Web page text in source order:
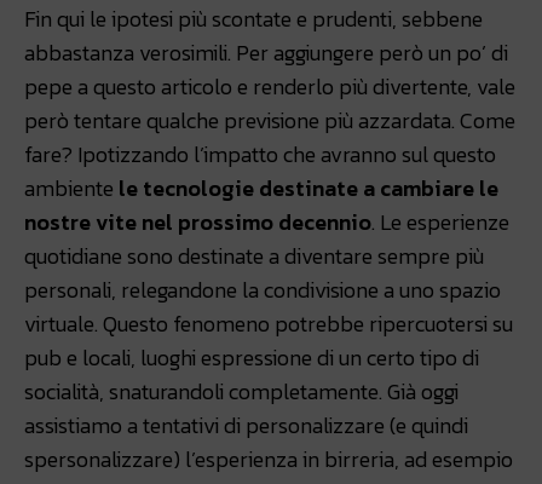
Fin qui le ipotesi più scontate e prudenti, sebbene
abbastanza verosimili. Per aggiungere però un po’ di
pepe a questo articolo e renderlo più divertente, vale
però tentare qualche previsione più azzardata. Come
fare? Ipotizzando l’impatto che avranno sul questo
ambiente le tecnologie destinate a cambiare le
nostre vite nel prossimo decennio. Le esperienze
quotidiane sono destinate a diventare sempre più
personali, relegandone la condivisione a uno spazio
virtuale. Questo fenomeno potrebbe ripercuotersi su
pub e locali, luoghi espressione di un certo tipo di
socialità, snaturandoli completamente. Già oggi
assistiamo a tentativi di personalizzare (e quindi
spersonalizzare) l’esperienza in birreria, ad esempio